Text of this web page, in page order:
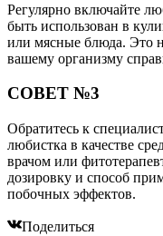
Регулярно включайте
быть использован в
или мясные блюда. Это
вашему организму
СОВЕТ №3
Обратитесь к
любистка в качестве
врачом или
дозировку и способ
побочных эффектов.
Поделиться